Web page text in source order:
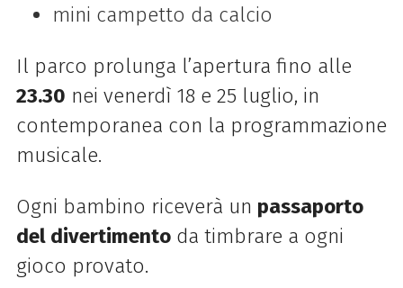
mini campetto da calcio
Il parco prolunga l’apertura fino alle
23.30 nei venerdì 18 e 25 luglio, in
contemporanea con la programmazione
musicale.
Ogni bambino riceverà un passaporto
del divertimentoda timbrare a ogni
gioco provato.